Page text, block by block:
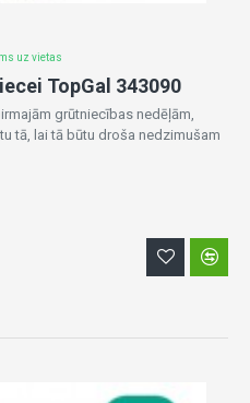
uz vietas
TopGal 343090
grūtniecības nedēļām,
tā, lai tā būtu droša nedzimušam